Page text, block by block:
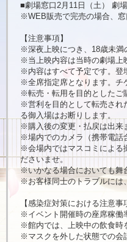
■劇場窓口2月11日（土） 劇
※WEB販売で完売の場合、窓
【注意事項】
※深夜上映につき、18歳未満
※当上映内容は当時の劇場上
※内容はすべて予定です。登
※全席指定席となります。チ
※転売・転用を目的としたご
※営利を目的として転売され
る御入場はお断りします。
※購入後の変更・払戻は出来
※場内でのカメラ（携帯電話
※会場内ではマスコミによる
ださいませ。
※いかなる場合においても舞
※お客様同士のトラブルには
【感染症対策における注意事
※イベント開催時の座席稼働
※館内では、上映中の飲食時
※マスクを外した状態での会